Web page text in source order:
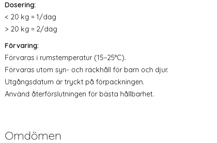
Dosering:
< 20 kg = 1/dag
> 20 kg = 2/dag
Förvaring:
Förvaras i rumstemperatur (15–25°C).
Förvaras utom syn- och räckhåll för barn och djur.
Utgångsdatum är tryckt på förpackningen.
Använd återförslutningen för bästa hållbarhet.
Omdömen